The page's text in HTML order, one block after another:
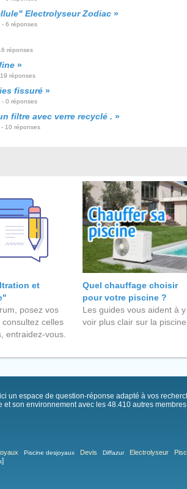
Electrolyseur Zodiac »
- 6 réponses
réponses
»
réponses
fissuré »
- 0 réponses
filtre avec verre recyclé . »
10 réponses
et
posez vos
celles
entraidez-vous.
Quel chauffage choisir
pour votre piscine ?
Les guides vous aident à y
voir plus clair sur la
un espace de question-réponse adapté à vos
son environnement avec les 48.410 autres membres
Piscine desjoyaux Devis Diffazur Electrolyseur
]